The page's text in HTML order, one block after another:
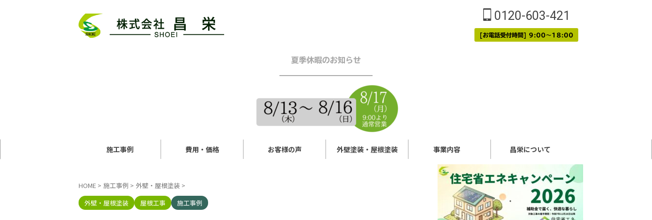
0120-603-421
[お電話受付時間] 9:00～18:00
夏季休暇のお知らせ
━━━━━━━━━━━━
施工事例 費用・価格 お客様の声 外壁塗装・屋根塗装 事業内容 昌栄について
HOME > 施工事例 > 外壁・屋根塗装 >
外壁・屋根塗装
屋根工事 施工事例